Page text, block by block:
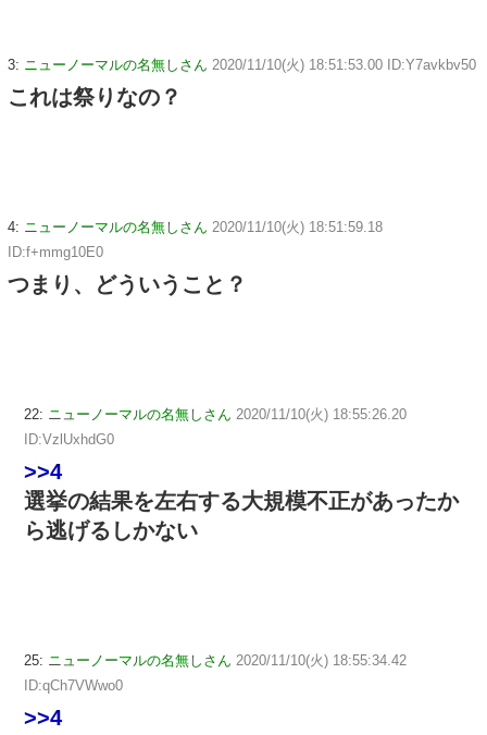
3: ニューノーマルの名無しさん 2020/11/10(火) 18:51:53.00 ID:Y7avkbv50
これは祭りなの？
4: ニューノーマルの名無しさん 2020/11/10(火) 18:51:59.18
ID:f+mmg10E0
つまり、どういうこと？
22: ニューノーマルの名無しさん 2020/11/10(火) 18:55:26.20
ID:VzlUxhdG0
>>4
選挙の結果を左右する大規模不正があったか
ら逃げるしかない
25: ニューノーマルの名無しさん 2020/11/10(火) 18:55:34.42
ID:qCh7VWwo0
>>4